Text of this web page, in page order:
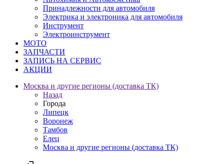
Принадлежности для автомобиля
Электрика и электроника для автомобиля
Инструмент
Электроинструмент
МОТО
ЗАПЧАСТИ
ЗАПИСЬ НА СЕРВИС
АКЦИИ
Москва и другие регионы (доставка ТК)
Назад
Города
Липецк
Воронеж
Тамбов
Елец
Москва и другие регионы (доставка ТК)